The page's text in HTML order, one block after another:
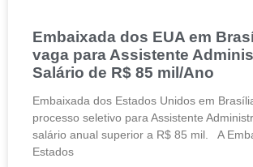
Embaixada dos EUA em
vaga para Assistente
Salário de R$ 85 mil/Ano
Embaixada dos Estados Unidos em
processo seletivo para Assistente
salário anual superior a R$ 85 mil. A
Estados